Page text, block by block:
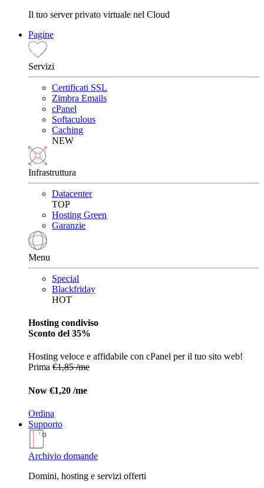
Il tuo server privato virtuale nel Cloud
Pagine
Servizi
Certificati SSL
Zimbra Emails
cPanel
Softaculous
Caching
NEW
Infrastruttura
Datacenter
TOP
Hosting Green
Garanzie
Menu
Special
Blackfriday
HOT
Hosting condiviso
Sconto del 35%
Hosting veloce e affidabile con cPanel per il tuo sito web!
Prima €1,85 /me
Now €1,20 /me
Ordina
Supporto
Archivio domande
Domini, hosting e servizi offerti